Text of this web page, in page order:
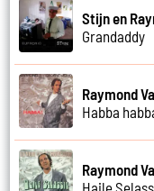
Stijn en
Grandaddy
Raymond
Habba
Raymond
Haile